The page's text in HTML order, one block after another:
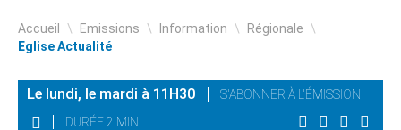
Accueil \ Emissions \ Information \ Régionale \
Eglise Actualité
Le lundi, le mardi à 11H30
S'ABONNER À L'ÉMISSION
DURÉE 2 MIN